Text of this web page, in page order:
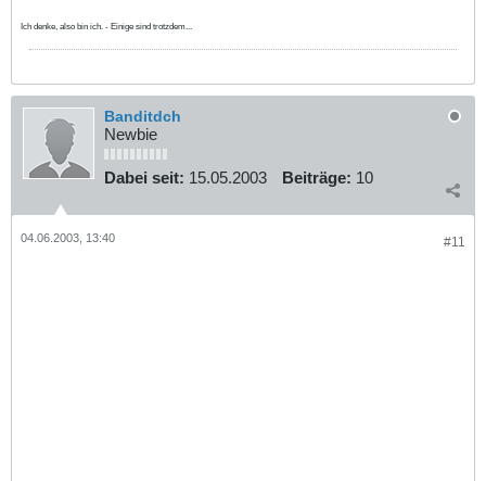
Ich denke, also bin ich. - Einige sind trotzdem...
Banditdch
Newbie
Dabei seit: 15.05.2003 Beiträge: 10
#11
04.06.2003, 13:40